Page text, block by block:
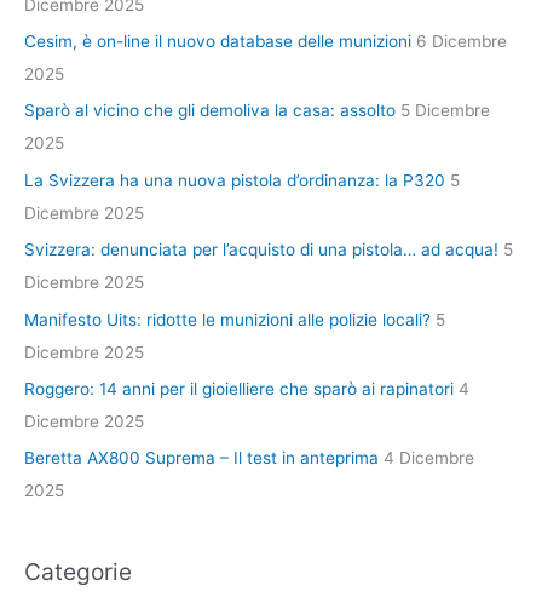
Dicembre 2025
Cesim, è on-line il nuovo database delle munizioni 6 Dicembre
2025
Sparò al vicino che gli demoliva la casa: assolto 5 Dicembre
2025
La Svizzera ha una nuova pistola d’ordinanza: la P320 5
Dicembre 2025
Svizzera: denunciata per l’acquisto di una pistola… ad acqua! 5
Dicembre 2025
Manifesto Uits: ridotte le munizioni alle polizie locali? 5
Dicembre 2025
Roggero: 14 anni per il gioielliere che sparò ai rapinatori 4
Dicembre 2025
Beretta AX800 Suprema – Il test in anteprima 4 Dicembre
2025
Categorie